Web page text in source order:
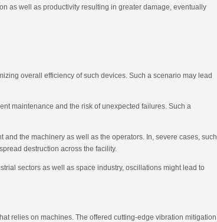
as well as productivity resulting in greater damage, eventually
overall efficiency of such devices. Such a scenario may lead
maintenance and the risk of unexpected failures. Such a
the machinery as well as the operators. In, severe cases, such
destruction across the facility.
sectors as well as space industry, oscillations might lead to
relies on machines. The offered cutting-edge vibration mitigation